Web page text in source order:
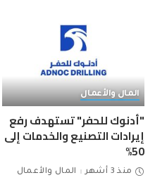
المال والأعمال
"أدنوك للحفر" تستهدف رفع
إيرادات التصنيع والخدمات إلى
50%
منذ 3 أشهر المال والأعمال